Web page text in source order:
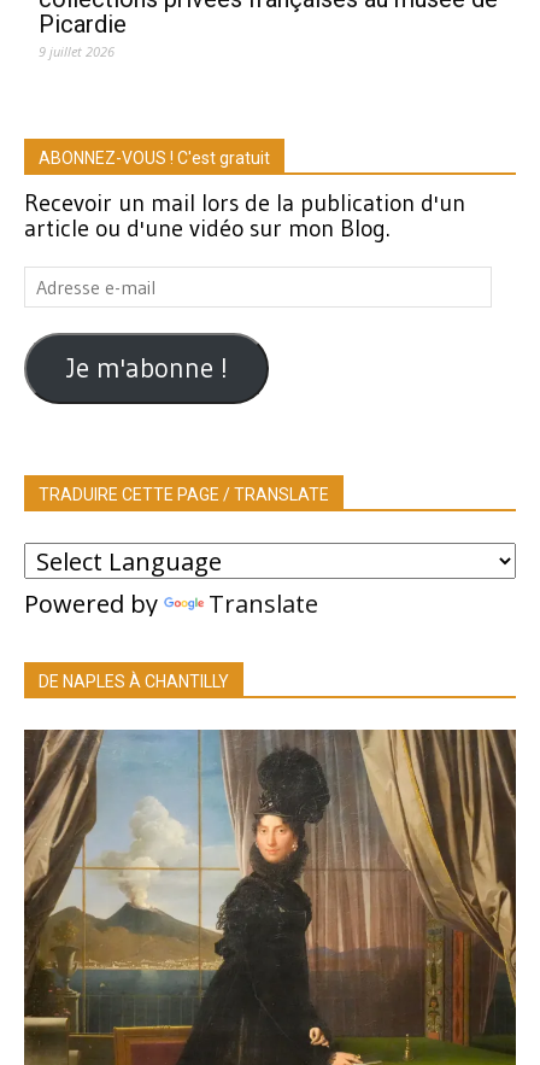
Picardie
9 juillet 2026
ABONNEZ-VOUS ! C'est gratuit
Recevoir un mail lors de la publication d'un
article ou d'une vidéo sur mon Blog.
Adresse
e-
mail
Je m'abonne !
TRADUIRE CETTE PAGE / TRANSLATE
Powered by Translate
DE NAPLES À CHANTILLY